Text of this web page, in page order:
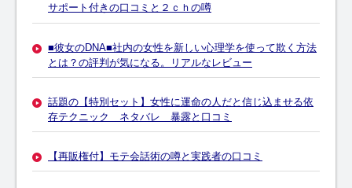
サポート付きの口コミと２ｃｈの噂
■彼女のDNA■社内の女性を新しい心理学を使って欺く方法
とは？の評判が気になる。リアルなレビュー
話題の【特別セット】女性に運命の人だと信じ込ませる依
存テクニック ネタバレ 暴露と口コミ
【再販権付】モテ会話術の噂と実践者の口コミ